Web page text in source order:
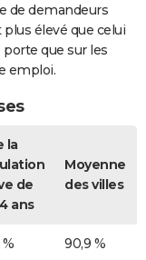
de demandeurs
élevé que celui
que sur les
emploi.
la
de
ans
Moyenne
des villes
90,9 %